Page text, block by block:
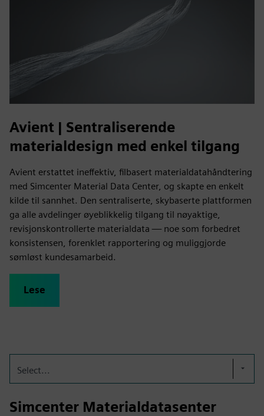
Avient | Sentraliserende
materialdesign med enkel tilgang
Avient erstattet ineffektiv, filbasert materialdatahåndtering
med Simcenter Material Data Center, og skapte en enkelt
kilde til sannhet. Den sentraliserte, skybaserte plattformen
ga alle avdelinger øyeblikkelig tilgang til nøyaktige,
revisjonskontrollerte materialdata — noe som forbedret
konsistensen, forenklet rapportering og muliggjorde
sømløst kundesamarbeid.
Lese
Select...
Simcenter Materialdatasenter